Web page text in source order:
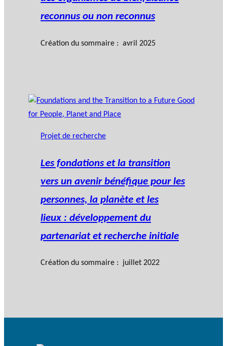
reconnus ou non reconnus
Création du sommaire : avril 2025
Projet de recherche
Les fondations et la transition
vers un avenir bénéfique pour les
personnes, la planète et les
lieux : développement du
partenariat et recherche initiale
Création du sommaire : juillet 2022